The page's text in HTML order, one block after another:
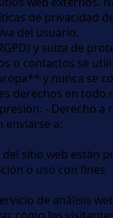
de privacidad
del usuario.
y suiza de
o contactos se
y nunca se
derechos en todo
- Derecho a
enviarse a:
sitio web están
o uso con fines
de análisis